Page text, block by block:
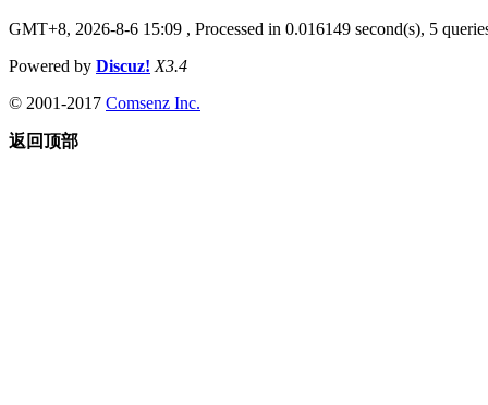
GMT+8, 2026-8-6 15:09 , Processed in 0.016149 second(s), 5
Powered by Discuz! X3.4
© 2001-2017 Comsenz Inc.
返回顶部